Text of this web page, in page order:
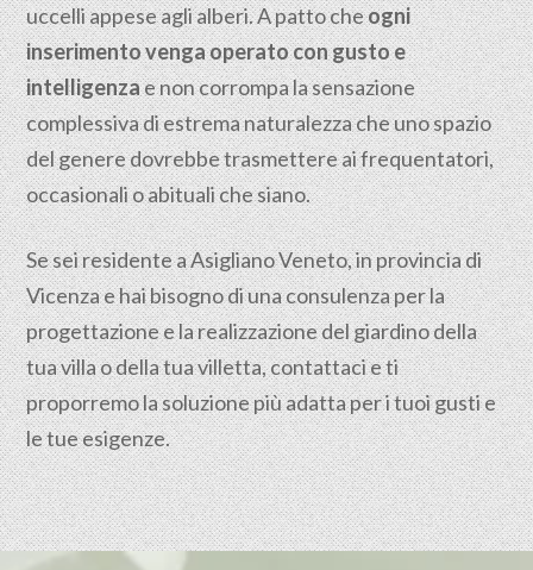
uccelli appese agli alberi. A patto cheogni
inserimento venga operato con gusto e
intelligenzae non corrompa la sensazione
complessiva di estrema naturalezza che uno spazio
del genere dovrebbe trasmettere ai frequentatori,
occasionali o abituali che siano.
Se sei residente a Asigliano Veneto, in provincia di
Vicenza e hai bisogno di una consulenza per la
progettazione e la realizzazione del giardino della
tua villa o della tua villetta, contattaci e ti
proporremo la soluzione più adatta per i tuoi gusti e
le tue esigenze.